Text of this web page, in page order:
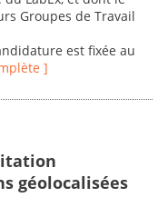
Groupes de Travail
est fixée au
]
géolocalisées